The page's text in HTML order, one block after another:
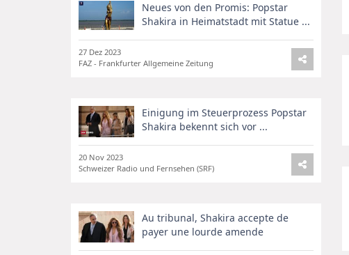
Neues von den Promis: Popstar
Shakira in Heimatstadt mit Statue ...
27 Dez 2023
FAZ - Frankfurter Allgemeine Zeitung
Einigung im Steuerprozess Popstar
Shakira bekennt sich vor ...
20 Nov 2023
Schweizer Radio und Fernsehen (SRF)
Au tribunal, Shakira accepte de
payer une lourde amende